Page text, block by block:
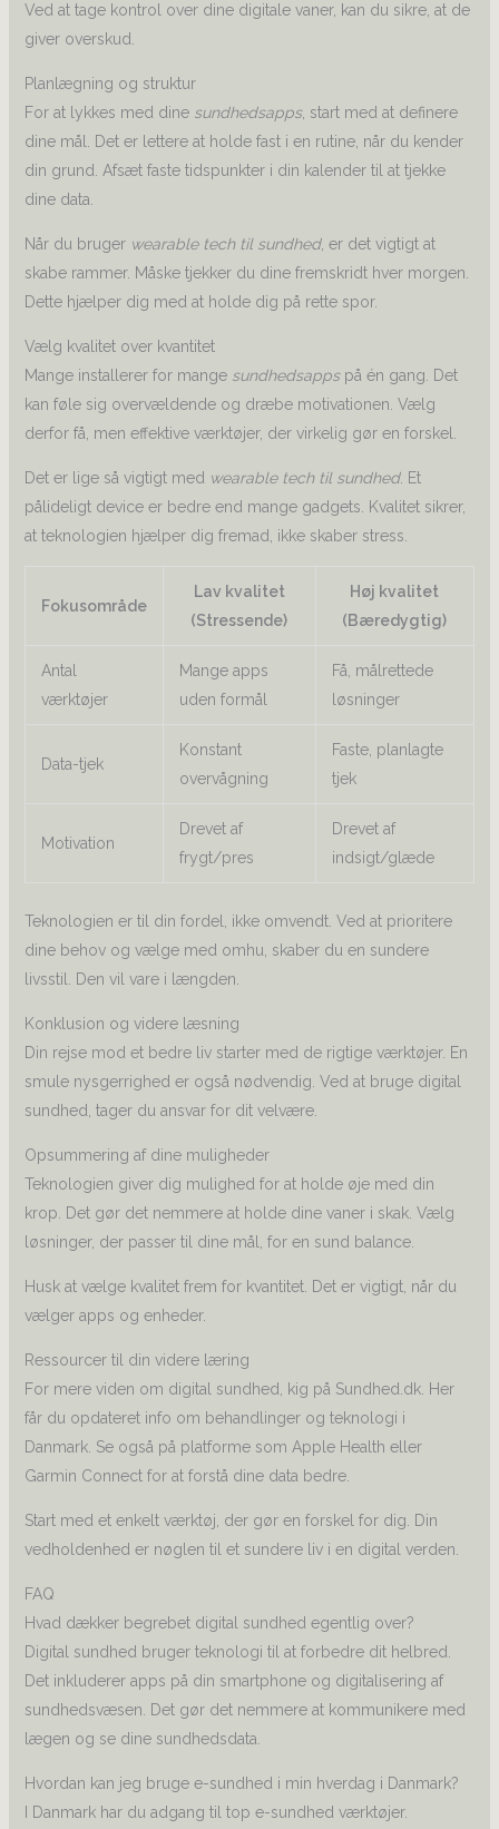
Ved at tage kontrol over dine digitale vaner, kan du sikre, at de
giver overskud.
Planlægning og struktur
For at lykkes med dine sundhedsapps, start med at definere
dine mål. Det er lettere at holde fast i en rutine, når du kender
din grund. Afsæt faste tidspunkter i din kalender til at tjekke
dine data.
Når du bruger wearable tech til sundhed, er det vigtigt at
skabe rammer. Måske tjekker du dine fremskridt hver morgen.
Dette hjælper dig med at holde dig på rette spor.
Vælg kvalitet over kvantitet
Mange installerer for mange sundhedsappspå én gang. Det
kan føle sig overvældende og dræbe motivationen. Vælg
derfor få, men effektive værktøjer, der virkelig gør en forskel.
Det er lige så vigtigt med wearable tech til sundhed. Et
pålideligt device er bedre end mange gadgets. Kvalitet sikrer,
at teknologien hjælper dig fremad, ikke skaber stress.
Fokusområde
Lav kvalitet
(Stressende)
Høj kvalitet
(Bæredygtig)
Antal
værktøjer
Mange apps
uden formål
Få, målrettede
løsninger
Data-tjek
Konstant
overvågning
Faste, planlagte
tjek
Motivation
Drevet af
frygt/pres
Drevet af
indsigt/glæde
Teknologien er til din fordel, ikke omvendt. Ved at prioritere
dine behov og vælge med omhu, skaber du en sundere
livsstil. Den vil vare i længden.
Konklusion og videre læsning
Din rejse mod et bedre liv starter med de rigtige værktøjer. En
smule nysgerrighed er også nødvendig. Ved at bruge digital
sundhed, tager du ansvar for dit velvære.
Opsummering af dine muligheder
Teknologien giver dig mulighed for at holde øje med din
krop. Det gør det nemmere at holde dine vaner i skak. Vælg
løsninger, der passer til dine mål, for en sund balance.
Husk at vælge kvalitet frem for kvantitet. Det er vigtigt, når du
vælger apps og enheder.
Ressourcer til din videre læring
For mere viden om digital sundhed, kig på Sundhed.dk. Her
får du opdateret info om behandlinger og teknologi i
Danmark. Se også på platforme som Apple Health eller
Garmin Connect for at forstå dine data bedre.
Start med et enkelt værktøj, der gør en forskel for dig. Din
vedholdenhed er nøglen til et sundere liv i en digital verden.
FAQ
Hvad dækker begrebet digital sundhed egentlig over?
Digital sundhed bruger teknologi til at forbedre dit helbred.
Det inkluderer apps på din smartphone og digitalisering af
sundhedsvæsen. Det gør det nemmere at kommunikere med
lægen og se dine sundhedsdata.
Hvordan kan jeg bruge e-sundhed i min hverdag i Danmark?
I Danmark har du adgang til top e-sundhed værktøjer.